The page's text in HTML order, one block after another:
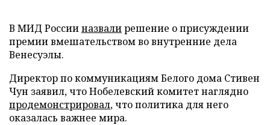
В МИД Россииназвалирешение о присуждении
премии вмешательством во внутренние дела
Венесуэлы.
Директор по коммуникациям Белого дома Стивен
Чун заявил, что Нобелевский комитет наглядно
продемонстрировал, что политика для него
оказалась важнее мира.